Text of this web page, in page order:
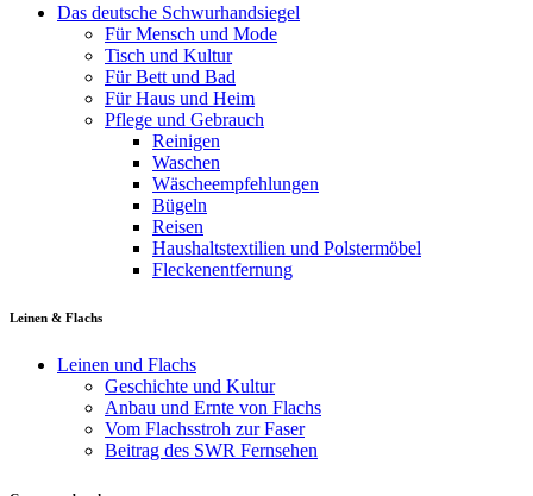
Das deutsche Schwurhandsiegel
Für Mensch und Mode
Tisch und Kultur
Für Bett und Bad
Für Haus und Heim
Pflege und Gebrauch
Reinigen
Waschen
Wäscheempfehlungen
Bügeln
Reisen
Haushaltstextilien und Polstermöbel
Fleckenentfernung
Leinen & Flachs
Leinen und Flachs
Geschichte und Kultur
Anbau und Ernte von Flachs
Vom Flachsstroh zur Faser
Beitrag des SWR Fernsehen